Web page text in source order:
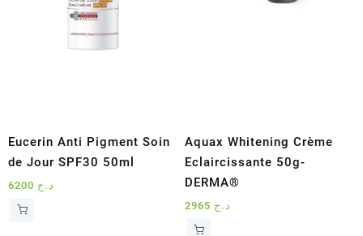
Eucerin Anti Pigment Soin
de Jour SPF30 50ml
د.ج
Aquax Whitening Crème
Eclaircissante 50g-
DERMA®
د.ج